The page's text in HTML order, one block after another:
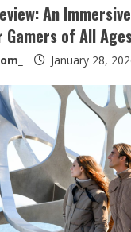
An
of All
January 28,